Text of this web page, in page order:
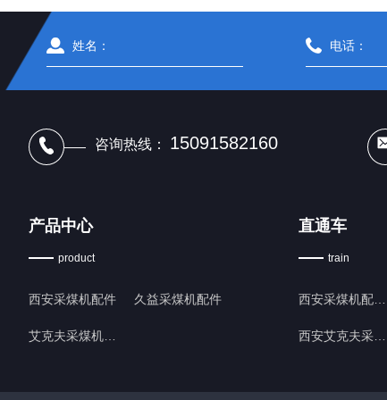
咨询热线： 15091582160
产品中心
product
西安采煤机配件 久益采煤机配件
艾克夫采煤机配件
直通车
train
西安采煤机配件厂家
西安艾克夫采煤机配件批发